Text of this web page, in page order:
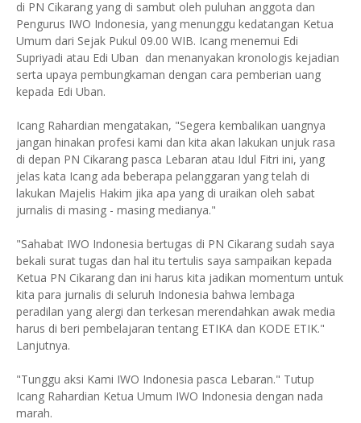
di PN Cikarang yang di sambut oleh puluhan anggota dan
Pengurus IWO Indonesia, yang menunggu kedatangan Ketua
Umum dari Sejak Pukul 09.00 WIB. Icang menemui Edi
Supriyadi atau Edi Uban dan menanyakan kronologis kejadian
serta upaya pembungkaman dengan cara pemberian uang
kepada Edi Uban.
Icang Rahardian mengatakan, "Segera kembalikan uangnya
jangan hinakan profesi kami dan kita akan lakukan unjuk rasa
di depan PN Cikarang pasca Lebaran atau Idul Fitri ini, yang
jelas kata Icang ada beberapa pelanggaran yang telah di
lakukan Majelis Hakim jika apa yang di uraikan oleh sabat
jurnalis di masing - masing medianya."
"Sahabat IWO Indonesia bertugas di PN Cikarang sudah saya
bekali surat tugas dan hal itu tertulis saya sampaikan kepada
Ketua PN Cikarang dan ini harus kita jadikan momentum untuk
kita para jurnalis di seluruh Indonesia bahwa lembaga
peradilan yang alergi dan terkesan merendahkan awak media
harus di beri pembelajaran tentang ETIKA dan KODE ETIK."
Lanjutnya.
"Tunggu aksi Kami IWO Indonesia pasca Lebaran." Tutup
Icang Rahardian Ketua Umum IWO Indonesia dengan nada
marah.